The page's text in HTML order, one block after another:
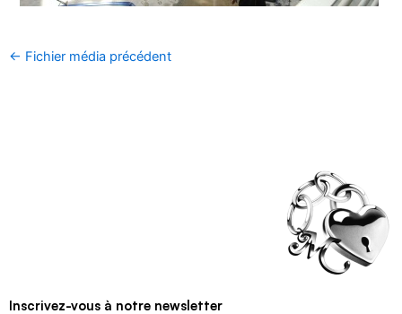
← Fichier média précédent
Inscrivez-vous à notre newsletter